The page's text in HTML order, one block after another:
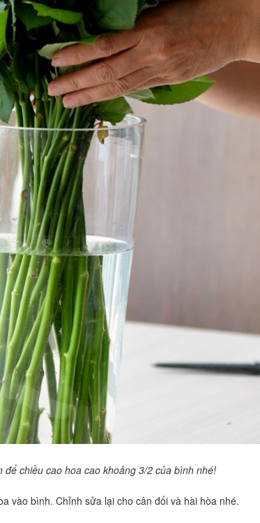
để chiều cao hoa cao khoảng 3/2 của bình nhé!
vào bình. Chỉnh sửa lại cho cân đối và hài hòa nhé.